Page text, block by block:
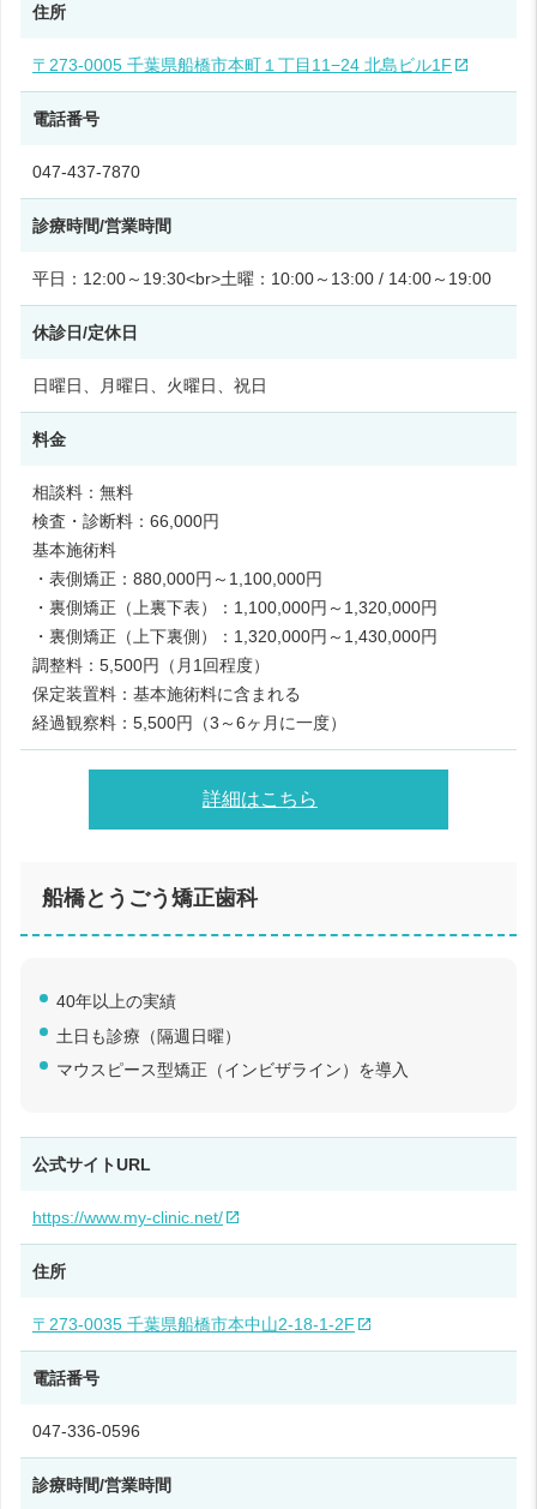
住所
〒273-0005 千葉県船橋市本町１丁目11−24 北島ビル1F
電話番号
047-437-7870
診療時間/営業時間
平日：12:00～19:30<br>土曜：10:00～13:00 / 14:00～19:00
休診日/定休日
日曜日、月曜日、火曜日、祝日
料金
相談料：無料
検査・診断料：66,000円
基本施術料
・表側矯正：880,000円～1,100,000円
・裏側矯正（上裏下表）：1,100,000円～1,320,000円
・裏側矯正（上下裏側）：1,320,000円～1,430,000円
調整料：5,500円（月1回程度）
保定装置料：基本施術料に含まれる
経過観察料：5,500円（3～6ヶ月に一度）
詳細はこちら
船橋とうごう矯正歯科
40年以上の実績
土日も診療（隔週日曜）
マウスピース型矯正（インビザライン）を導入
公式サイトURL
https://www.my-clinic.net/
住所
〒273-0035 千葉県船橋市本中山2-18-1-2F
電話番号
047-336-0596
診療時間/営業時間